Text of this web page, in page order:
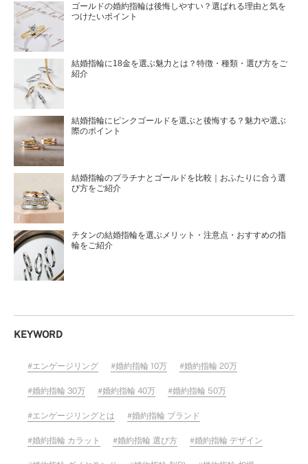
ゴールドの婚約指輪は後悔しやすい？選ばれる理由と気を
つけたいポイント
結婚指輪に18金を選ぶ魅力とは？特徴・種類・選び方をご
紹介
結婚指輪にピンクゴールドを選ぶと後悔する？魅力や選ぶ
際のポイント
結婚指輪のプラチナとゴールドを比較｜おふたりに合う選
び方をご紹介
チタンの結婚指輪を選ぶメリット・注意点・おすすめの指
輪をご紹介
KEYWORD
エンゲージリング 婚約指輪 10万 婚約指輪 20万
婚約指輪 30万 婚約指輪 40万 婚約指輪 50万
エンゲージリングとは 婚約指輪 ブランド
婚約指輪 カラット 婚約指輪 選び方 婚約指輪 デザイン